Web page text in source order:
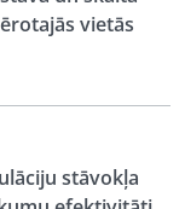
vietās
stāvokļa